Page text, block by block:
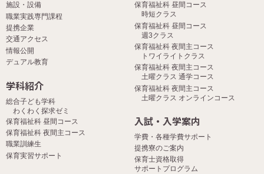
施設・設備
職業実践専門課程
提携企業
交通アクセス
情報公開
デュアル教育
保育福祉科 昼間コース
時短クラス
保育福祉科 昼間コース
週3クラス
保育福祉科 夜間主コース
トワイライトクラス
保育福祉科 夜間主コース
土曜クラス 通学コース
保育福祉科 夜間主コース
土曜クラス オンラインコース
学科紹介
総合子ども学科
わくわく探求ゼミ
保育福祉科 昼間コース
保育福祉科 夜間主コース
職業訓練生
保育実習サポート
入試・入学案内
学費・各種学費サポート
提携寮のご案内
保育士資格取得
サポートプログラム